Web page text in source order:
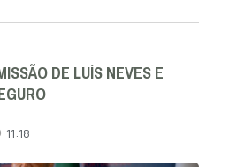
DE LUÍS NEVES E
11:18